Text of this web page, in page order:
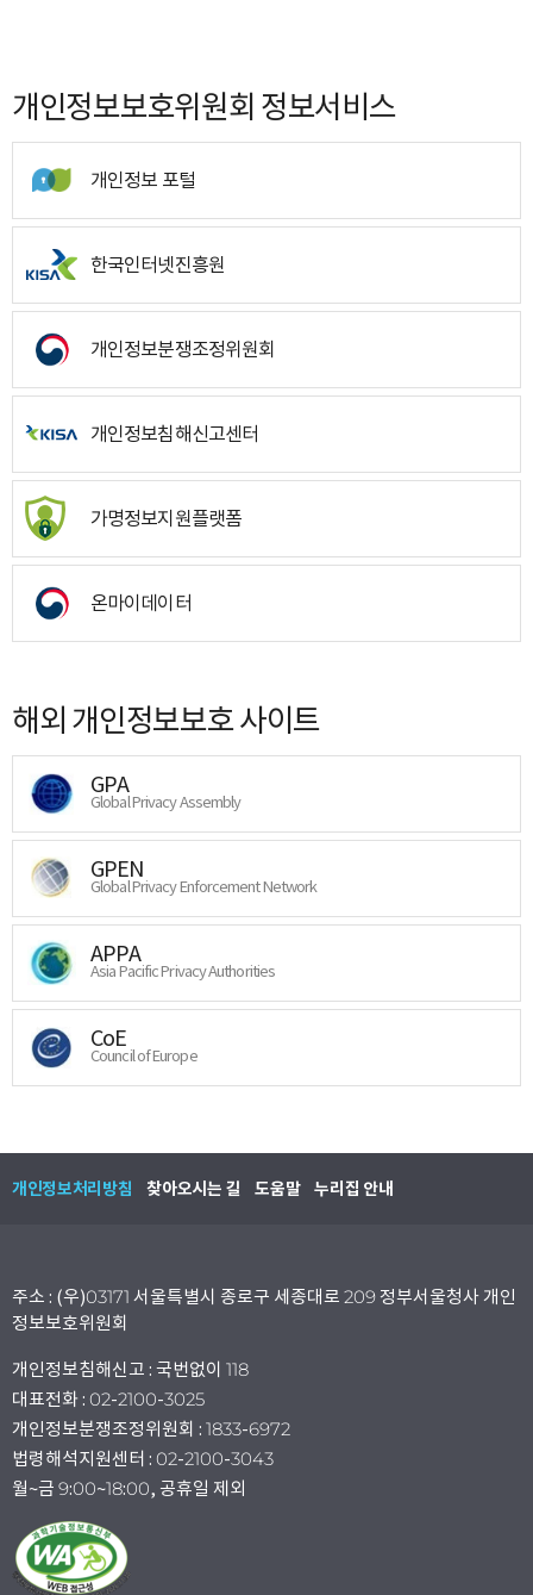
개인정보보호위원회 정보서비스
개인정보 포털
한국인터넷진흥원
개인정보분쟁조정위원회
개인정보침해신고센터
가명정보지원플랫폼
온마이데이터
해외 개인정보보호 사이트
GPA
Global Privacy Assembly
GPEN
Global Privacy Enforcement Network
APPA
Asia Pacific Privacy Authorities
CoE
Council of Europe
개인정보처리방침 찾아오시는 길 도움말 누리집 안내
주소 : (우)03171 서울특별시 종로구 세종대로 209 정부서울청사 개인
정보보호위원회
개인정보침해신고 : 국번없이 118
대표전화 : 02-2100-3025
개인정보분쟁조정위원회 : 1833-6972
법령해석지원센터 : 02-2100-3043
월~금 9:00~18:00, 공휴일 제외